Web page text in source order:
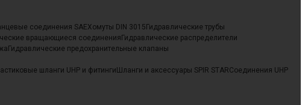
соединения SAEХомуты DIN 3015 Гидравлические трубы
вращающиеся соединения Гидравлические распределители
Гидравлические предохранительные клапаны
шланги UHP и фитинги Шланги и аксессуары SPIR STARСоединения UHP